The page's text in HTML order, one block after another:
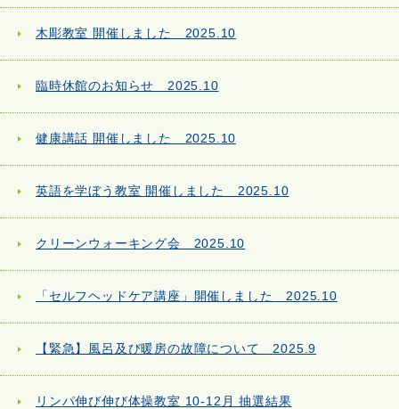
木彫教室 開催しました 2025.10
臨時休館のお知らせ 2025.10
健康講話 開催しました 2025.10
英語を学ぼう教室 開催しました 2025.10
クリーンウォーキング会 2025.10
「セルフヘッドケア講座」開催しました 2025.10
【緊急】風呂及び暖房の故障について 2025.9
リンパ伸び伸び体操教室 10-12月 抽選結果